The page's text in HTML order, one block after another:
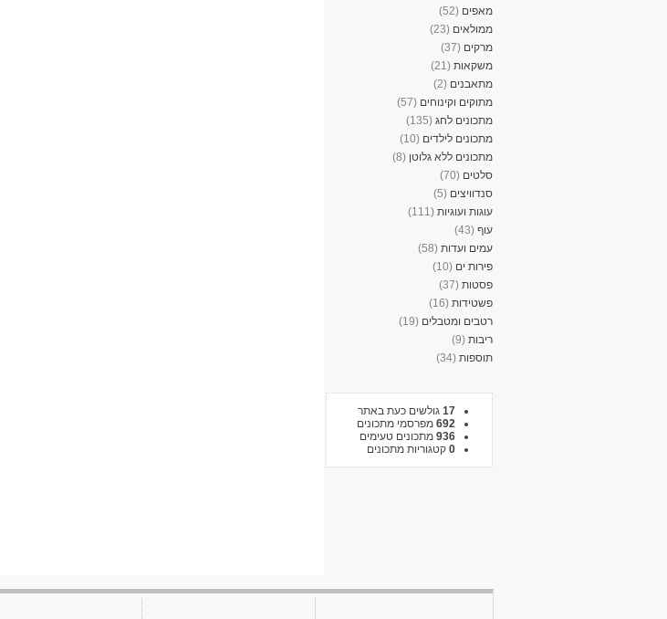
מאפים (52)
ממולאים (23)
מרקים (37)
משקאות (21)
מתאבנים (2)
מתוקים וקינוחים (57)
מתכונים לחג (135)
מתכונים לילדים (10)
מתכונים ללא גלוטן (8)
סלטים (70)
סנדוויצים (5)
עוגות ועוגיות (111)
עוף (43)
עמים ועדות (58)
פירות ים (10)
פסטות (37)
פשטידות (16)
רטבים ומטבלים (19)
ריבות (9)
תוספות (34)
17 גולשים כעת באתר
692 מפרסמי מתכונים
936 מתכונים טעימים
0 קטגוריות מתכונים